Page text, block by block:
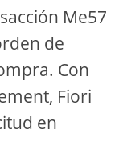
Me57
de
Con
Fiori
en